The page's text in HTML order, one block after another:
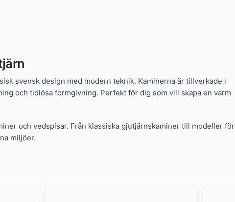
svensk design med modern teknik. Kaminerna är tillverkade i
och tidlösa formgivning. Perfekt för dig som vill skapa en varm
och vedspisar. Från klassiska gjutjärnskaminer till modeller för
miljöer.